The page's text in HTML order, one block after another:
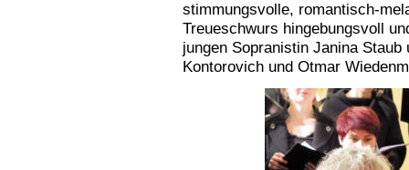
stimmungsvolle, romantisch-
Treueschwurs hingebungsvoll
jungen Sopranistin Janina Staub
Kontorovich und Otmar